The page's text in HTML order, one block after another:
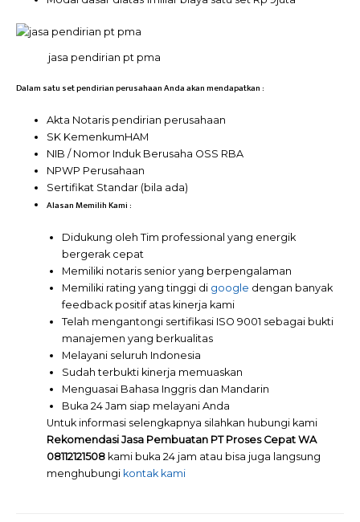
jasa pendirian pt pma
Dalam satu set pendirian perusahaan Anda akan mendapatkan :
Akta Notaris pendirian perusahaan
SK KemenkumHAM
NIB / Nomor Induk Berusaha OSS RBA
NPWP Perusahaan
Sertifikat Standar (bila ada)
Alasan Memilih Kami :
Didukung oleh Tim professional yang energik
bergerak cepat
Memiliki notaris senior yang berpengalaman
Memiliki rating yang tinggi di google dengan banyak
feedback positif atas kinerja kami
Telah mengantongi sertifikasi ISO 9001 sebagai bukti
manajemen yang berkualitas
Melayani seluruh Indonesia
Sudah terbukti kinerja memuaskan
Menguasai Bahasa Inggris dan Mandarin
Buka 24 Jam siap melayani Anda
Untuk informasi selengkapnya silahkan hubungi kami
Rekomendasi Jasa Pembuatan PT Proses Cepat WA
08112121508 kami buka 24 jam atau bisa juga langsung
menghubungi kontak kami